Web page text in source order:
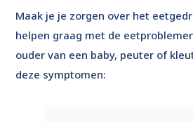
Maak je je zorgen over het
helpen graag met de
ouder van een baby, peuter of
deze symptomen: